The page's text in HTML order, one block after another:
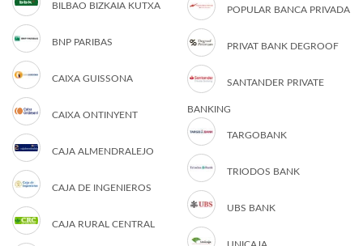
BILBAO BIZKAIA KUTXA
BNP PARIBAS
CAIXA GUISSONA
CAIXA ONTINYENT
CAJA ALMENDRALEJO
CAJA DE INGENIEROS
CAJA RURAL CENTRAL
POPULAR BANCA PRIVADA
PRIVAT BANK DEGROOF
SANTANDER PRIVATE
BANKING
TARGOBANK
TRIODOS BANK
UBS BANK